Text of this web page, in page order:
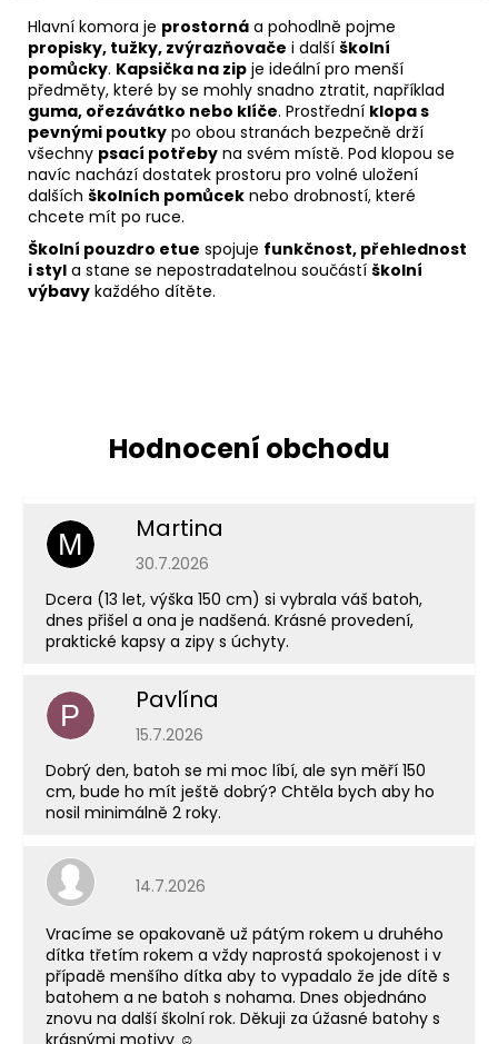
Hlavní komora je prostorná a pohodlně pojme
propisky, tužky, zvýrazňovače i další školní
pomůcky. Kapsička na zip je ideální pro menší
předměty, které by se mohly snadno ztratit, například
guma, ořezávátko nebo klíče. Prostřední klopa s
pevnými poutky po obou stranách bezpečně drží
všechny psací potřeby na svém místě. Pod klopou se
navíc nachází dostatek prostoru pro volné uložení
dalších školních pomůcek nebo drobností, které
chcete mít po ruce.
Školní pouzdro etue spojuje funkčnost, přehlednost
i styl a stane se nepostradatelnou součástí školní
výbavy každého dítěte.
M Martina
Hodnocení obchodu je 5 z 5 hvězdiček.
30.7.2026
Dcera (13 let, výška 150 cm) si vybrala váš batoh,
dnes přišel a ona je nadšená. Krásné provedení,
praktické kapsy a zipy s úchyty.
P Pavlína
Hodnocení obchodu je 5 z 5 hvězdiček.
15.7.2026
Dobrý den, batoh se mi moc líbí, ale syn měří 150
cm, bude ho mít ještě dobrý? Chtěla bych aby ho
nosil minimálně 2 roky.
Hodnocení obchodu je 5 z 5 hvězdiček.
14.7.2026
Vracíme se opakovaně už pátým rokem u druhého
dítka třetím rokem a vždy naprostá spokojenost i v
případě menšího dítka aby to vypadalo že jde dítě s
batohem a ne batoh s nohama. Dnes objednáno
znovu na další školní rok. Děkuji za úžasné batohy s
krásnými motivy ☺️